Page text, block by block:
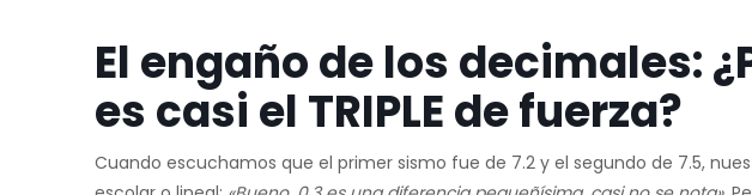
El engaño de los decimales:
es casi el TRIPLE de fuerza?
Cuando escuchamos que el primer sismo fue de 7.2 y el segundo de 7.5,